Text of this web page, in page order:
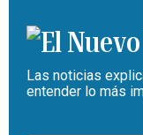
Las noticias
entender lo más